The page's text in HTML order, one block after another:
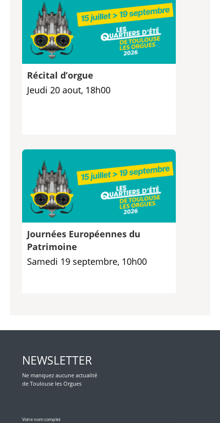
Récital d’orgue
Jeudi 20 aout, 18h00
Journées Européennes du
Patrimoine
Samedi 19 septembre, 10h00
NEWSLETTER
Ne manquez aucune actualité
de Toulouse les Orgues
Votre nom complet